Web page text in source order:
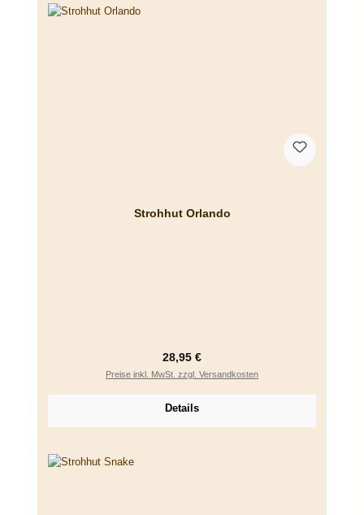
Strohhut Orlando
Regulärer Preis:
28,95 €
Preise inkl. MwSt. zzgl. Versandkosten
Details